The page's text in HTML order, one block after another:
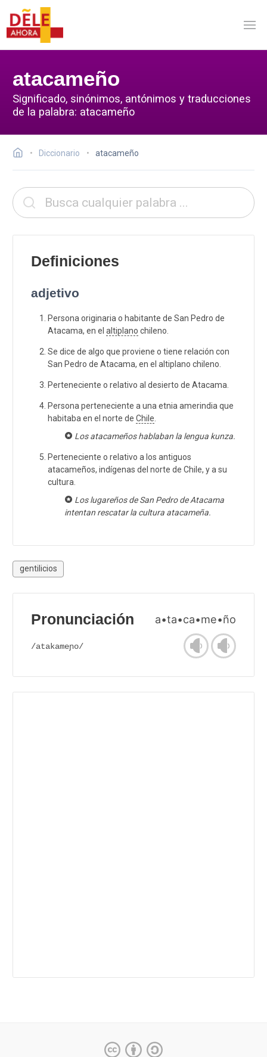
atacameño
Significado, sinónimos, antónimos y traducciones
de la palabra: atacameño
Diccionario atacameño
Definiciones
adjetivo
Persona originaria o habitante de San Pedro de
Atacama, en el altiplano chileno.
Se dice de algo que proviene o tiene relación con
San Pedro de Atacama, en el altiplano chileno.
Perteneciente o relativo al desierto de Atacama.
Persona perteneciente a una etnia amerindia que
habitaba en el norte de Chile
Los atacameños hablaban la lengua kunza.
Perteneciente o relativo a los antiguos
atacameños, indígenas del norte de Chile, y a su
cultura.
Los lugareños de San Pedro de Atacama
intentan rescatar la cultura atacameña.
gentilicios
Pronunciación a•ta•ca•me•ño
/atakameɲo/